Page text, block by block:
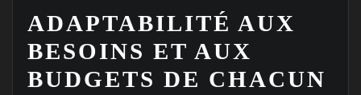
ADAPTABILITÉ AUX
BESOINS ET AUX
BUDGETS DE CHACUN